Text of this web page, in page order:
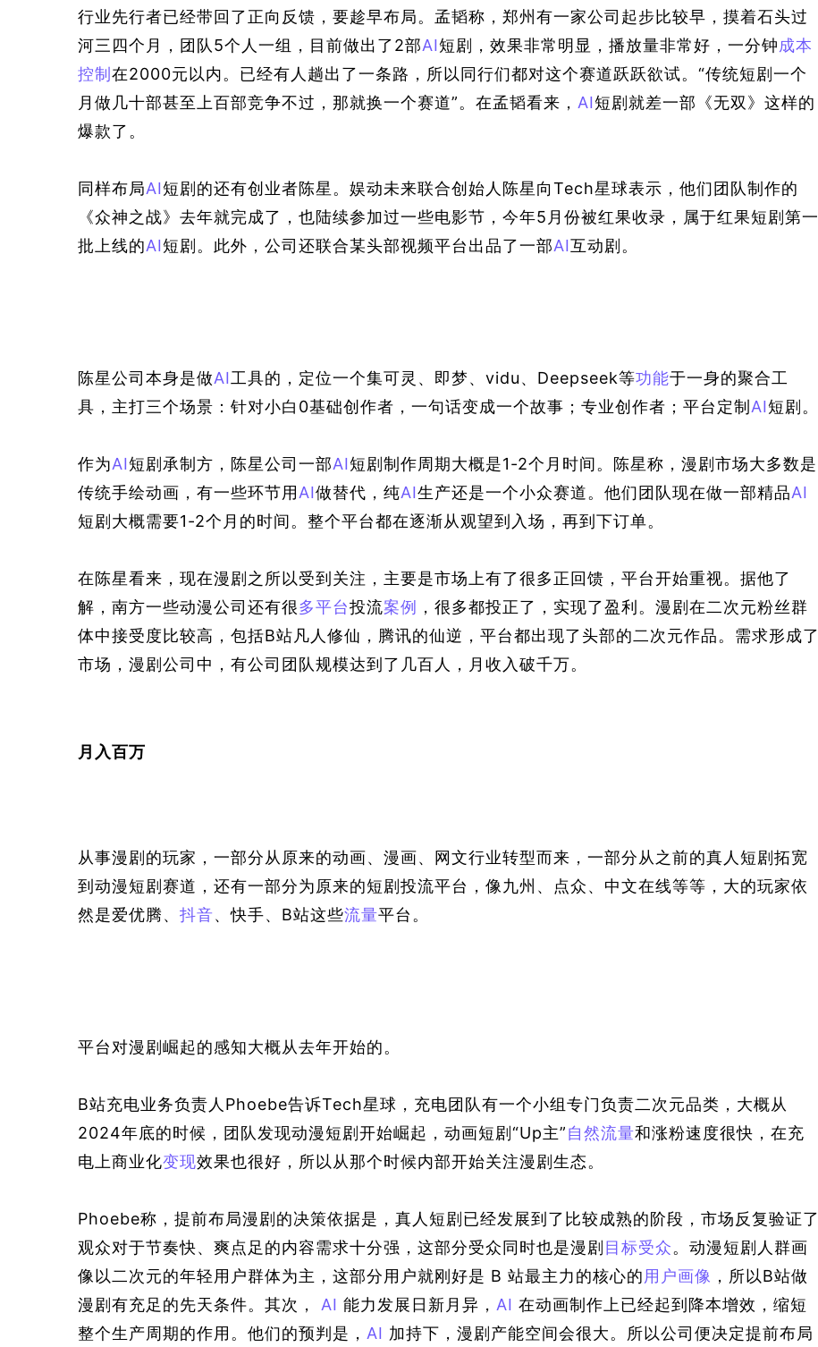
行业先行者已经带回了正向反馈，要趁早布局。孟韬称，郑州有一家公司起步比较早，摸着石头过
河三四个月，团队5个人一组，目前做出了2部AI短剧，效果非常明显，播放量非常好，一分钟成本
控制在2000元以内。已经有人趟出了一条路，所以同行们都对这个赛道跃跃欲试。“传统短剧一个
月做几十部甚至上百部竞争不过，那就换一个赛道”。在孟韬看来， AI短剧就差一部《无双》 这样的
爆款了 。
同样布局AI短剧的还有创业者陈星。 娱动未来联合创始人 陈星向Tech星球表示，他们团队制作的
《众神之战》去年就完成了，也陆续参加过一些电影节，今年5月份被红果收录，属于红果短剧第一
批上线的AI短剧。此外，公司还联合某头部视频平台出品了一部AI互动剧。
陈星公司本身是做AI工具的，定位一个集可灵、即梦、vidu、 Deepseek等功能于一身的聚合工
具，主打三个场景：针对小白0基础创作者，一句话变成一个故事；专业创作者；平台定制AI短剧。
作为AI短剧承制方，陈星公司一部AI短剧制作周期大概是1-2个月时间。陈星称，漫剧市场大多数是
传统手绘动画，有一些环节用AI做替代，纯AI生产还是一个小众赛道。他们团队现在做一部精品AI
短剧大概需要1-2个月的时间。整个平台都在逐渐从观望到入场 ， 再到下订单。
在陈星看来，现在漫剧之所以受到关注，主要是市场上有了很多正回馈，平台开始重视。据他了
解，南方一些动漫公司还有很多平台投流案例 ，很多都投正了，实现了盈利。漫剧在二次元粉丝群
体中接受度比较高，包括B站凡人修仙，腾讯的仙逆，平台都出现了头部的二次元作品。需求形成了
市场，漫剧公司中，有公司团队规模达到了几百人，月收入破千万。
月入百万
从事漫剧的玩家，一部分从原来的动画、漫画、网文行业转型而来，一部分从之前的真人短剧拓宽
到动漫短剧赛道，还有一部分为原来的短剧投流平台，像九州、点众、中文在线等等，大的玩家依
然是爱优腾、 抖音、快手、B站这些流量平台。
平台对漫剧崛起的感知大概从去年开始的。
B站充电业务负责人Phoebe告诉Tech星球，充电团队有一个小组专门负责二次元品类，大概从
2024年底的时候，团队发现动漫短剧开始崛起， 动画短剧“Up主”自然流量和涨粉速度很快，在充
电上商业化变现效果也很好，所以从那个时候内部开始关注漫剧生态。
Phoebe称， 提前布局漫剧的决策依据是，真人短剧已经发展到了比较成熟的阶段，市场反复验证了
观众对于节奏快、爽点足的内容需求十分强，这部分受众同时也是漫剧目标受众。动漫短剧人群画
像以二次元的年轻用户群体为主，这部分用户就刚好是 B 站最主力的核心的用户画像 ，所以B站做
漫剧有充足的先天条件。其次， AI 能力发展日新月异， AI 在动画制作上已经起到降本增效，缩短
整个生产周期的作用。他们的预判是， AI 加持下，漫剧产能空间会很大。所以公司便决定提前布局